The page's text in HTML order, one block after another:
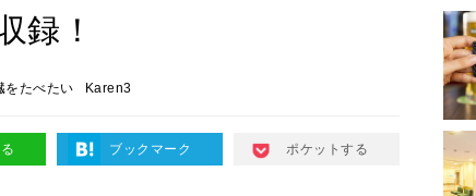
録！
をたべたい Karen3
ブックマーク ポケットする